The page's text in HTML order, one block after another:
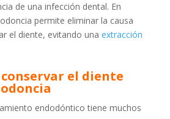
de una infección dental. En
permite eliminar la causa
el diente, evitando una extracción
el diente
endodóntico tiene muchos